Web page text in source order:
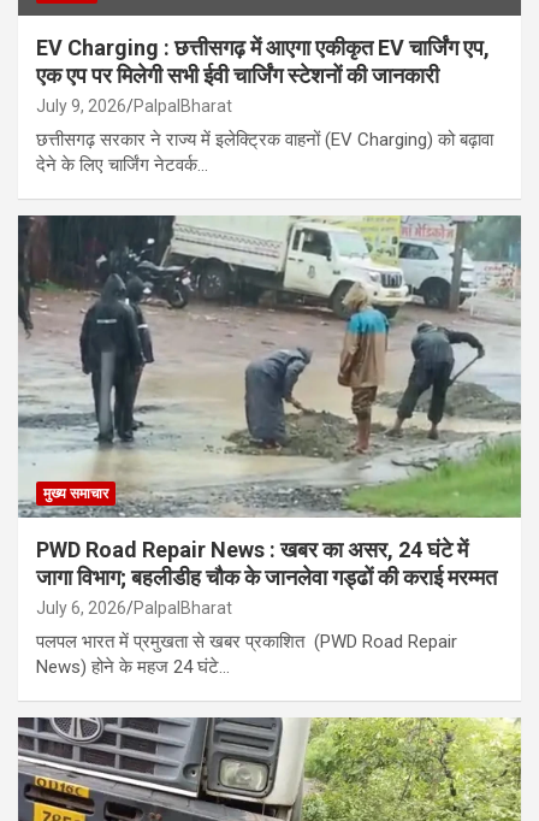
EV Charging : छत्तीसगढ़ में आएगा एकीकृत EV चार्जिंग एप,
एक एप पर मिलेगी सभी ईवी चार्जिंग स्टेशनों की जानकारी
July 9, 2026 PalpalBharat
छत्तीसगढ़ सरकार ने राज्य में इलेक्ट्रिक वाहनों (EV Charging) को बढ़ावा
देने के लिए चार्जिंग नेटवर्क…
मुख्य समाचार
PWD Road Repair News : खबर का असर, 24 घंटे में
जागा विभाग; बहलीडीह चौक के जानलेवा गड्ढों की कराई मरम्मत
July 6, 2026 PalpalBharat
पलपल भारत में प्रमुखता से खबर प्रकाशित (PWD Road Repair
News) होने के महज 24 घंटे…